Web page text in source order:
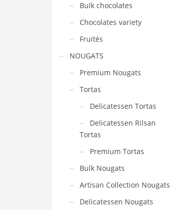
Bulk chocolates
Chocolates variety
Fruités
NOUGATS
Premium Nougats
Tortas
Delicatessen Tortas
Delicatessen Rilsan
Tortas
Premium Tortas
Bulk Nougats
Artisan Collection Nougats
Delicatessen Nougats